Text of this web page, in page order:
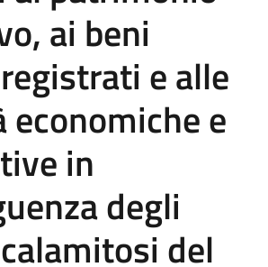
ai beni
e alle
e
in
degli
del